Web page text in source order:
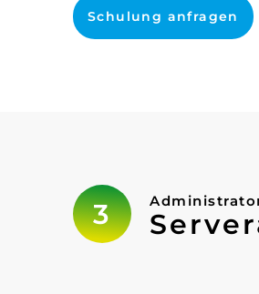
Schulung anfragen